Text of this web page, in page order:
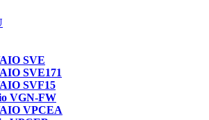
SVE
SVE171
SVF15
VGN-FW
VPCEA